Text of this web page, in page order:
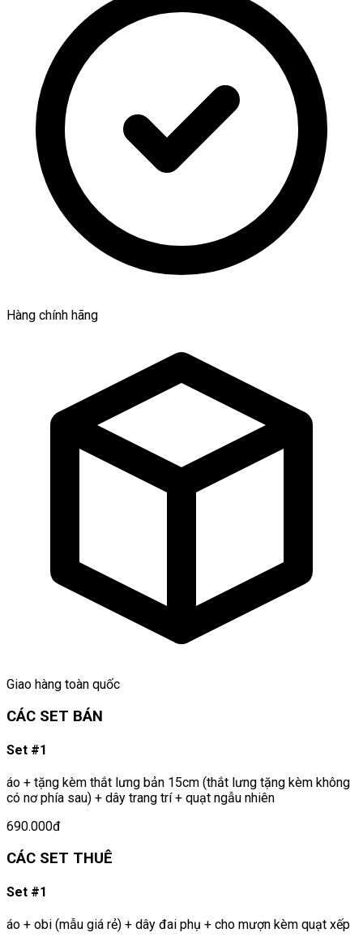
Hàng chính hãng
Giao hàng toàn quốc
CÁC SET BÁN
Set #1
áo + tặng kèm thắt lưng bản 15cm (thắt lưng tặng kèm không
có nơ phía sau) + dây trang trí + quạt ngẫu nhiên
690.000đ
CÁC SET THUÊ
Set #1
áo + obi (mẫu giá rẻ) + dây đai phụ + cho mượn kèm quạt xếp